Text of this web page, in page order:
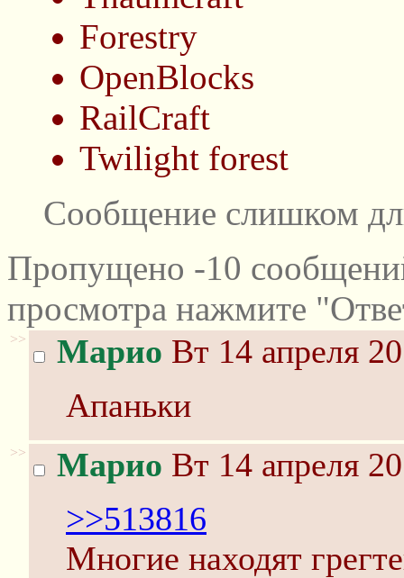
Forestry
OpenBlocks
RailCraft
Twilight forest
Сообщение слишком
Пропущено -10
просмотра нажмите
>> Марио Вт 14 апреля
Апаньки
>> Марио Вт 14 апреля
>>513816
Многие находят